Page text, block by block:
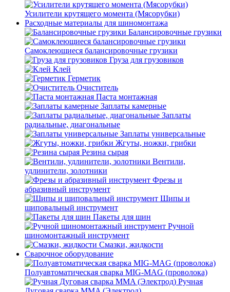
Усилители крутящего момента (Мясорубки)
Расходные материалы для шиномонтажа
Балансировочные грузики
Самоклеющиеся балансировочные грузики
Груза для грузовиков
Клей
Герметик
Очиститель
Паста монтажная
Заплаты камерные
Заплаты
радиальные, диагональные
Заплаты универсальные
Жгуты, ножки, грибки
Резина сырая
Вентили,
удлинители, золотники
Фрезы и
абразивный инструмент
Шипы и
шиповальный инструмент
Пакеты для шин
Ручной
шиномонтажный инструмент
Смазки, жидкости
Сварочное оборудование
Полуавтоматическая сварка MIG-MAG (проволока)
Ручная